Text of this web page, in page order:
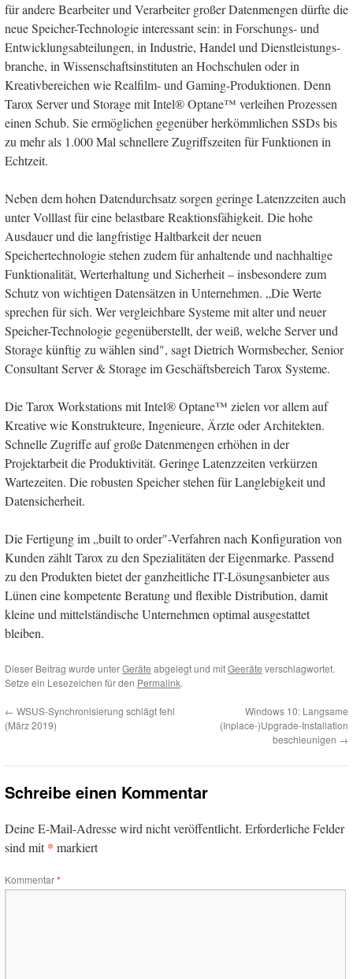
für andere Bearbeiter und Verarbeiter großer Datenmengen dürfte die
neue Speicher-Technologie interessant sein: in Forschungs- und
Entwicklungsabteilungen, in Industrie, Handel und Dienstleistungs-
branche, in Wissenschaftsinstituten an Hochschulen oder in
Kreativbereichen wie Realfilm- und Gaming-Produktionen. Denn
Tarox Server und Storage mit Intel® Optane™ verleihen Prozessen
einen Schub. Sie ermöglichen gegenüber herkömmlichen SSDs bis
zu mehr als 1.000 Mal schnellere Zugriffszeiten für Funktionen in
Echtzeit.
Neben dem hohen Datendurchsatz sorgen geringe Latenzzeiten auch
unter Volllast für eine belastbare Reaktionsfähigkeit. Die hohe
Ausdauer und die langfristige Haltbarkeit der neuen
Speichertechnologie stehen zudem für anhaltende und nachhaltige
Funktionalität, Werterhaltung und Sicherheit – insbesondere zum
Schutz von wichtigen Datensätzen in Unternehmen. „Die Werte
sprechen für sich. Wer vergleichbare Systeme mit alter und neuer
Speicher-Technologie gegenüberstellt, der weiß, welche Server und
Storage künftig zu wählen sind", sagt Dietrich Wormsbecher, Senior
Consultant Server & Storage im Geschäftsbereich Tarox Systeme.
Die Tarox Workstations mit Intel® Optane™ zielen vor allem auf
Kreative wie Konstrukteure, Ingenieure, Ärzte oder Architekten.
Schnelle Zugriffe auf große Datenmengen erhöhen in der
Projektarbeit die Produktivität. Geringe Latenzzeiten verkürzen
Wartezeiten. Die robusten Speicher stehen für Langlebigkeit und
Datensicherheit.
Die Fertigung im „built to order"-Verfahren nach Konfiguration von
Kunden zählt Tarox zu den Spezialitäten der Eigenmarke. Passend
zu den Produkten bietet der ganzheitliche IT-Lösungsanbieter aus
Lünen eine kompetente Beratung und flexible Distribution, damit
kleine und mittelständische Unternehmen optimal ausgestattet
bleiben.
Dieser Beitrag wurde unterGeräte abgelegt und mitGeeräte verschlagwortet.
Setze ein Lesezeichen für den Permalink.
← WSUS-Synchronisierung schlägt fehl
(März 2019)
Windows 10: Langsame
(Inplace-)Upgrade-Installation
beschleunigen →
Schreibe einen Kommentar
Deine E-Mail-Adresse wird nicht veröffentlicht. Erforderliche Felder
sind mit* markiert
Kommentar*